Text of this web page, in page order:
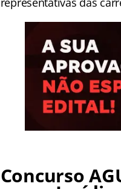
Concurso